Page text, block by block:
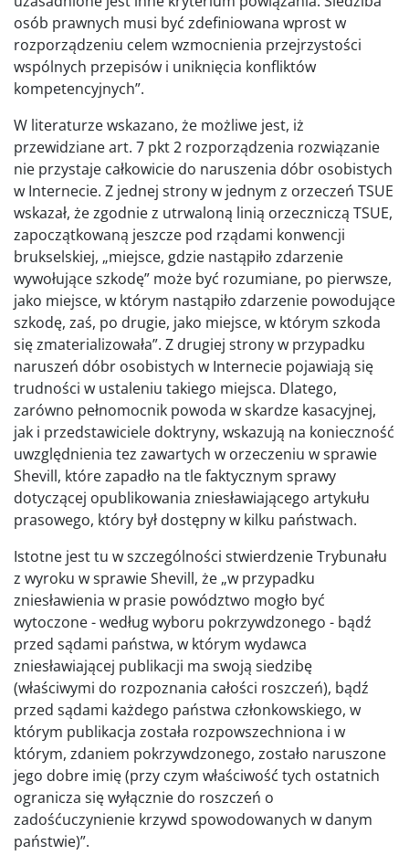
osób prawnych musi być zdefiniowana wprost w
rozporządzeniu celem wzmocnienia przejrzystości
wspólnych przepisów i uniknięcia konfliktów
kompetencyjnych”.
W literaturze wskazano, że możliwe jest, iż
przewidziane art. 7 pkt 2 rozporządzenia rozwiązanie
nie przystaje całkowicie do naruszenia dóbr osobistych
w Internecie. Z jednej strony w jednym z orzeczeń TSUE
wskazał, że zgodnie z utrwaloną linią orzeczniczą TSUE,
zapoczątkowaną jeszcze pod rządami konwencji
brukselskiej, „miejsce, gdzie nastąpiło zdarzenie
wywołujące szkodę” może być rozumiane, po pierwsze,
jako miejsce, w którym nastąpiło zdarzenie powodujące
szkodę, zaś, po drugie, jako miejsce, w którym szkoda
się zmaterializowała”. Z drugiej strony w przypadku
naruszeń dóbr osobistych w Internecie pojawiają się
trudności w ustaleniu takiego miejsca. Dlatego,
zarówno pełnomocnik powoda w skardze kasacyjnej,
jak i przedstawiciele doktryny, wskazują na konieczność
uwzględnienia tez zawartych w orzeczeniu w sprawie
Shevill, które zapadło na tle faktycznym sprawy
dotyczącej opublikowania zniesławiającego artykułu
prasowego, który był dostępny w kilku państwach.
Istotne jest tu w szczególności stwierdzenie Trybunału
z wyroku w sprawie Shevill, że „w przypadku
zniesławienia w prasie powództwo mogło być
wytoczone - według wyboru pokrzywdzonego - bądź
przed sądami państwa, w którym wydawca
zniesławiającej publikacji ma swoją siedzibę
(właściwymi do rozpoznania całości roszczeń), bądź
przed sądami każdego państwa członkowskiego, w
którym publikacja została rozpowszechniona i w
którym, zdaniem pokrzywdzonego, zostało naruszone
jego dobre imię (przy czym właściwość tych ostatnich
ogranicza się wyłącznie do roszczeń o
zadośćuczynienie krzywd spowodowanych w danym
państwie)”.